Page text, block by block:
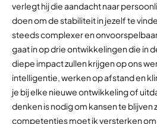
verlegt hij die aandacht naar
doen om de stabiliteit in jezelf te
steeds complexer en
gaat in op drie ontwikkelingen die in
diepe impact zullen krijgen op ons
intelligentie, werken op afstand en
je bij elke nieuwe ontwikkeling of
denken is nodig om kansen te blijven
competenties moet ik versterken